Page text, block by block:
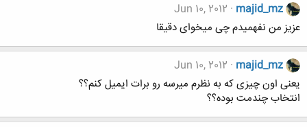
majid_mz
Jun 10, 2012
عزیز من نفهمیدم چی میخوای دقیقا
majid_mz
Jun 10, 2012
یعنی اون چیزی که به نظرم میرسه رو برات ایمیل کنم؟؟
انتخاب چندمت بوده؟؟